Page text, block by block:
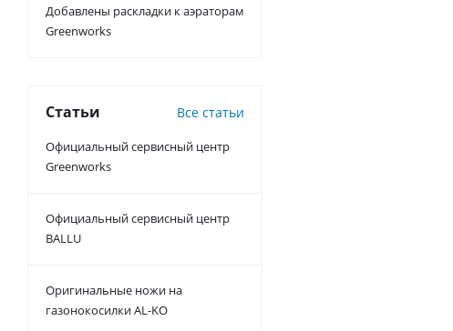
Добавлены раскладки к аэраторам
Greenworks
Статьи Все статьи
Официальный сервисный центр
Greenworks
Официальный сервисный центр
BALLU
Оригинальные ножи на
газонокосилки AL-KO